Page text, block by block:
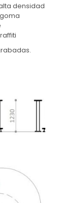
densidad